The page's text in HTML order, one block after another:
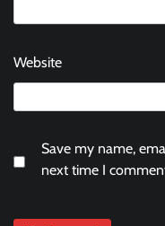
Website
Save my name,
next time I